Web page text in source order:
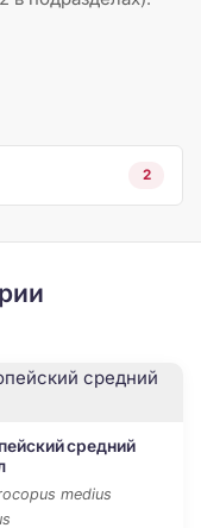
2
средний
medius